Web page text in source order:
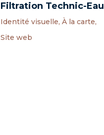
Filtration Technic-Eau
Identité visuelle, À la carte,
Site web